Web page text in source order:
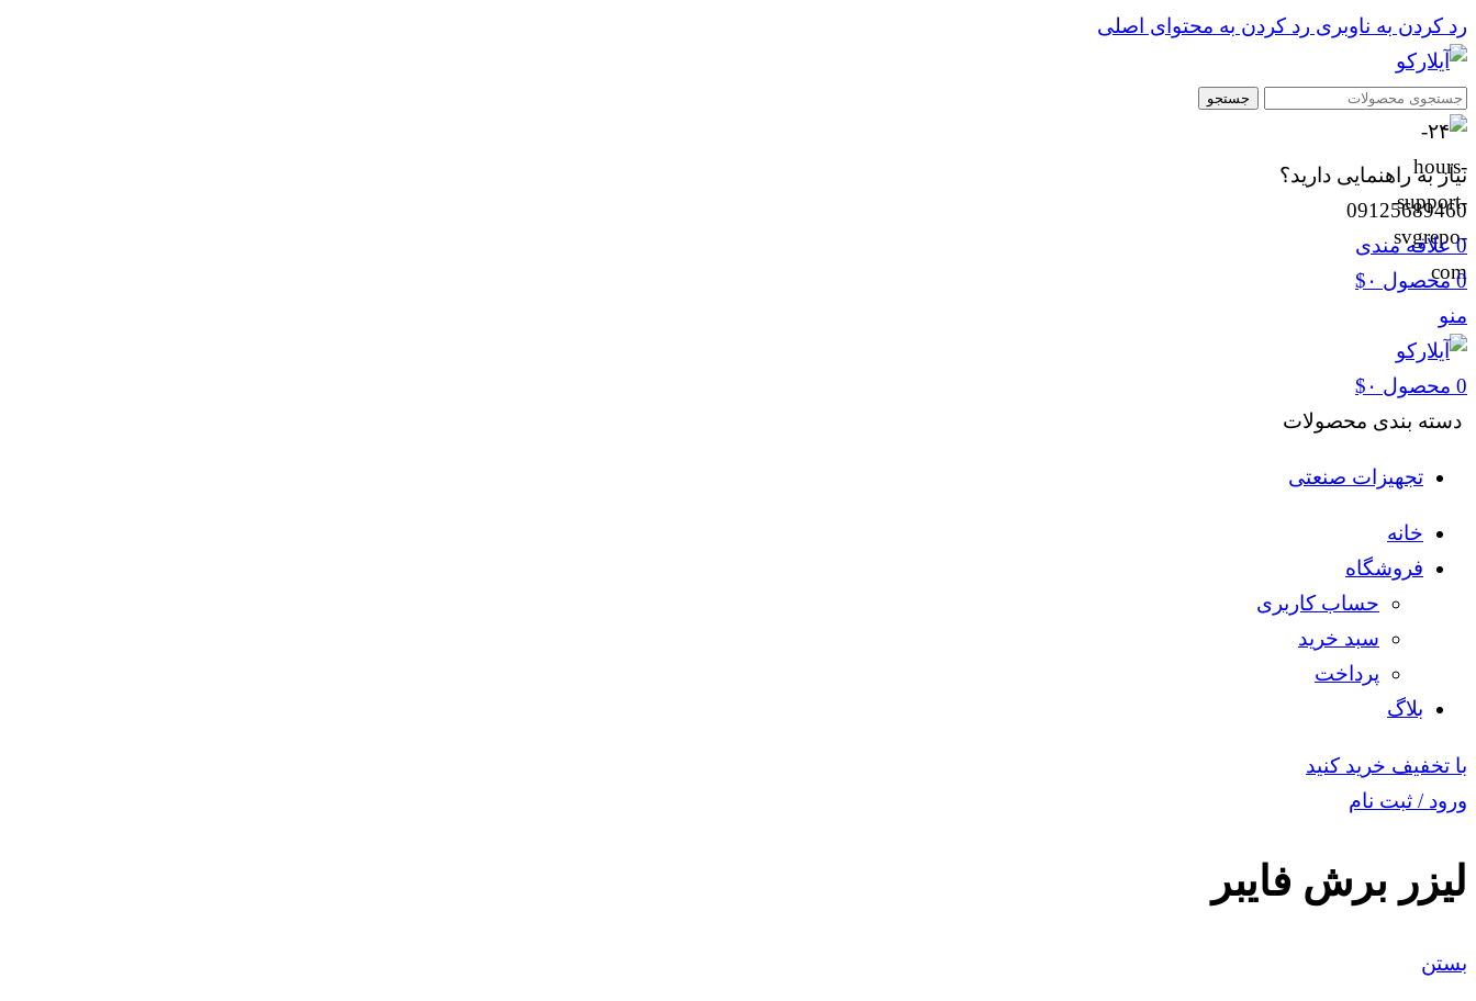
رد کردن به ناوبری رد کردن به محتوای اصلی
جستجو
نیاز به راهنمایی دارید؟
09125689460
0 علاقه مندی
0 محصول $ ۰
منو
0 محصول $ ۰
دسته بندی محصولات
تجهیزات صنعتی
خانه
فروشگاه
حساب کاربری
سبد خرید
پرداخت
بلاگ
با تخفیف خرید کنید
ورود / ثبت نام
لیزر برش فایبر
بستن